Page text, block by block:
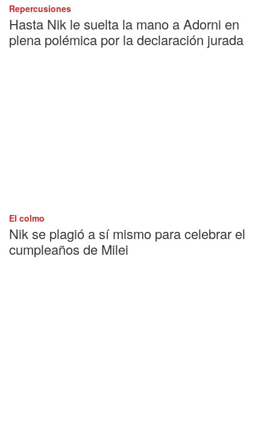
Repercusiones
Hasta Nik le suelta la mano a Adorni en
plena polémica por la declaración jurada
El colmo
Nik se plagió a sí mismo para celebrar el
cumpleaños de Milei